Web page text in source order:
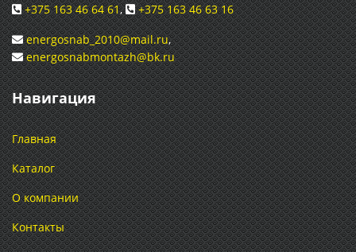
+375 163 46 64 61,
+375 163 46 63 16
energosnab_2010@mail.ru,
energosnabmontazh@bk.ru
Навигация
Главная
Каталог
О компании
Контакты